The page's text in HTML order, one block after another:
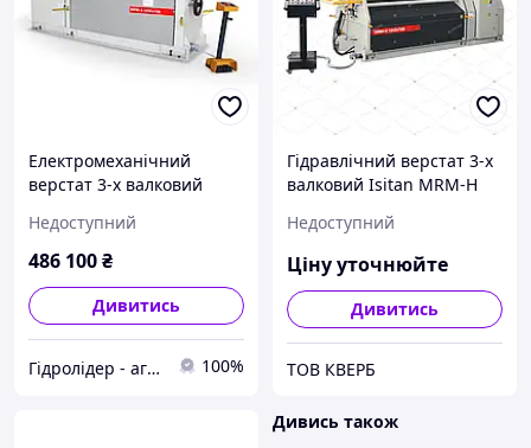
Електромеханічний
верстат 3-х валковий
Недоступний
486 100₴
Дивитись
Гідролідер - агротехніка, промислове та будівельне обладнання 100%
Гідравлічний верстат 3-х
валковий Isitan MRM-H
Недоступний
Ціну уточнюйте
Дивитись
ТОВ КВЕРБ
Дивись також